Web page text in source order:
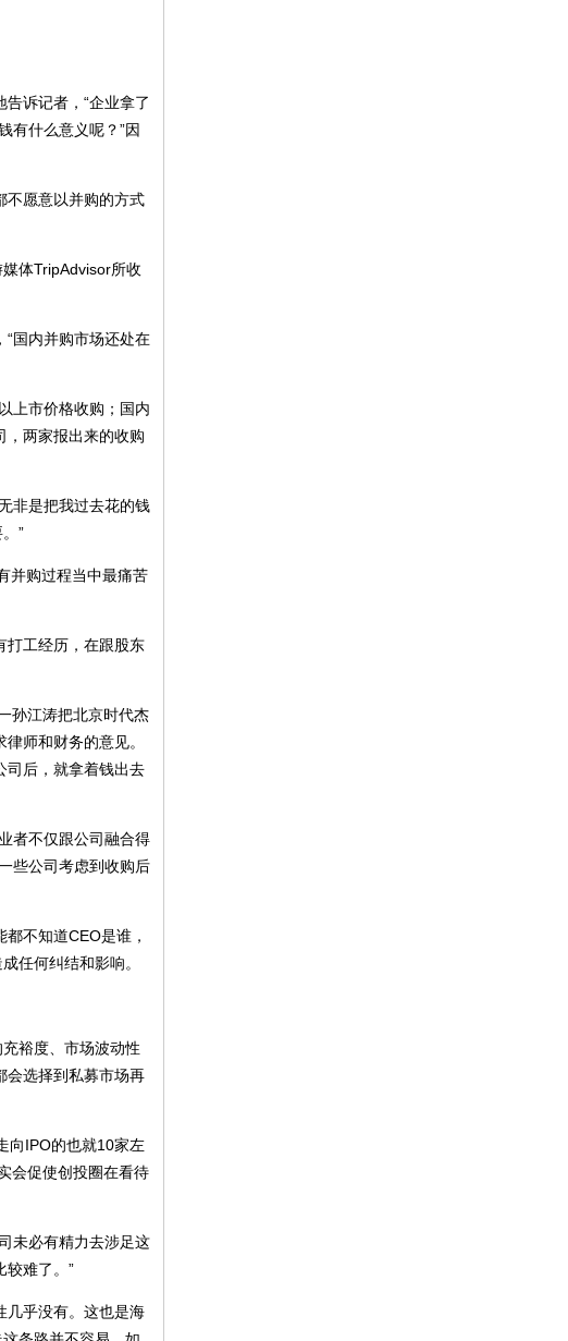
诉记者，“企业拿了
有什么意义呢？”因
愿意以并购的方式
体TripAdvisor所收
国内并购市场还处在
上市价格收购；国内
，两家报出来的收购
非是把我过去花的钱
”
并购过程当中最痛苦
打工经历，在跟股东
孙江涛把北京时代杰
师和财务的意见。
司后，就拿着钱出去
者不仅跟公司融合得
些公司考虑到收购后
不知道CEO是谁，
任何纠结和影响。
裕度、市场波动性
会选择到私募市场再
向IPO的也就10家左
会促使创投圈在看待
未必有精力去涉足这
较难了。”
几乎没有。这也是海